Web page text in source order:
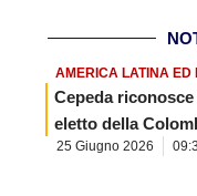
AMERICA LATINA ED
Cepeda
eletto della
25 Giugno 2026